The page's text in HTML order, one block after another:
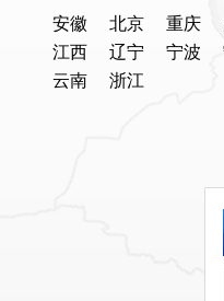
安徽 北京 重庆
江西
辽宁 宁波
云南
浙江